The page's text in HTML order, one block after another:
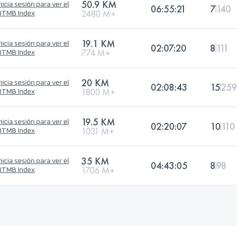
sesión para ver el
Index
50.9 KM
2480 M+ 06:55:21 7140
sesión para ver el
Index
19.1 KM
774 M+ 02:07:20 8 111
sesión para ver el
Index
20 KM
1800 M+ 02:08:43 15259
sesión para ver el
Index
19.5 KM
1031 M+ 02:20:07 10110
sesión para ver el
Index
35 KM
1706 M+ 04:43:05 898